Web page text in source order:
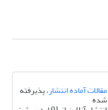
مقالات آماده انتشار، پذیرفته
شده